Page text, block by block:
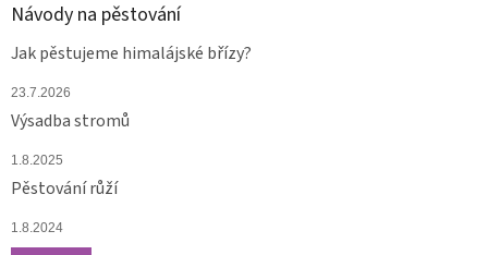
Návody na pěstování
Jak pěstujeme himalájské břízy?
23.7.2026
Výsadba stromů
1.8.2025
Pěstování růží
1.8.2024